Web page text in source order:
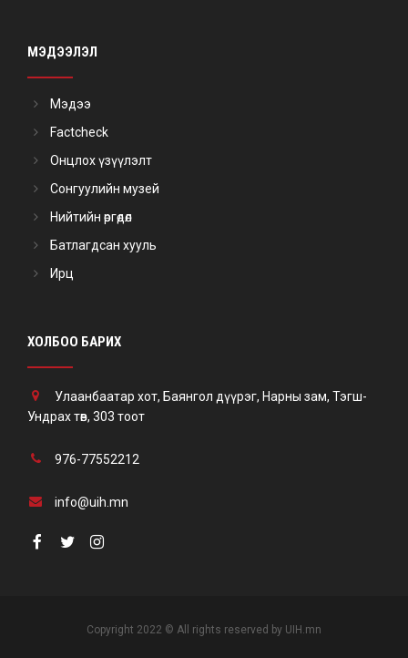
МЭДЭЭЛЭЛ
Мэдээ
Factcheck
Онцлох үзүүлэлт
Сонгуулийн музей
Нийтийн өргөдөл
Батлагдсан хууль
Ирц
ХОЛБОО БАРИХ
Улаанбаатар хот, Баянгол дүүрэг, Нарны зам, Тэгш-
Ундрах төв, 303 тоот
976-77552212
info@uih.mn
Copyright 2022 © All rights reserved by UIH.mn